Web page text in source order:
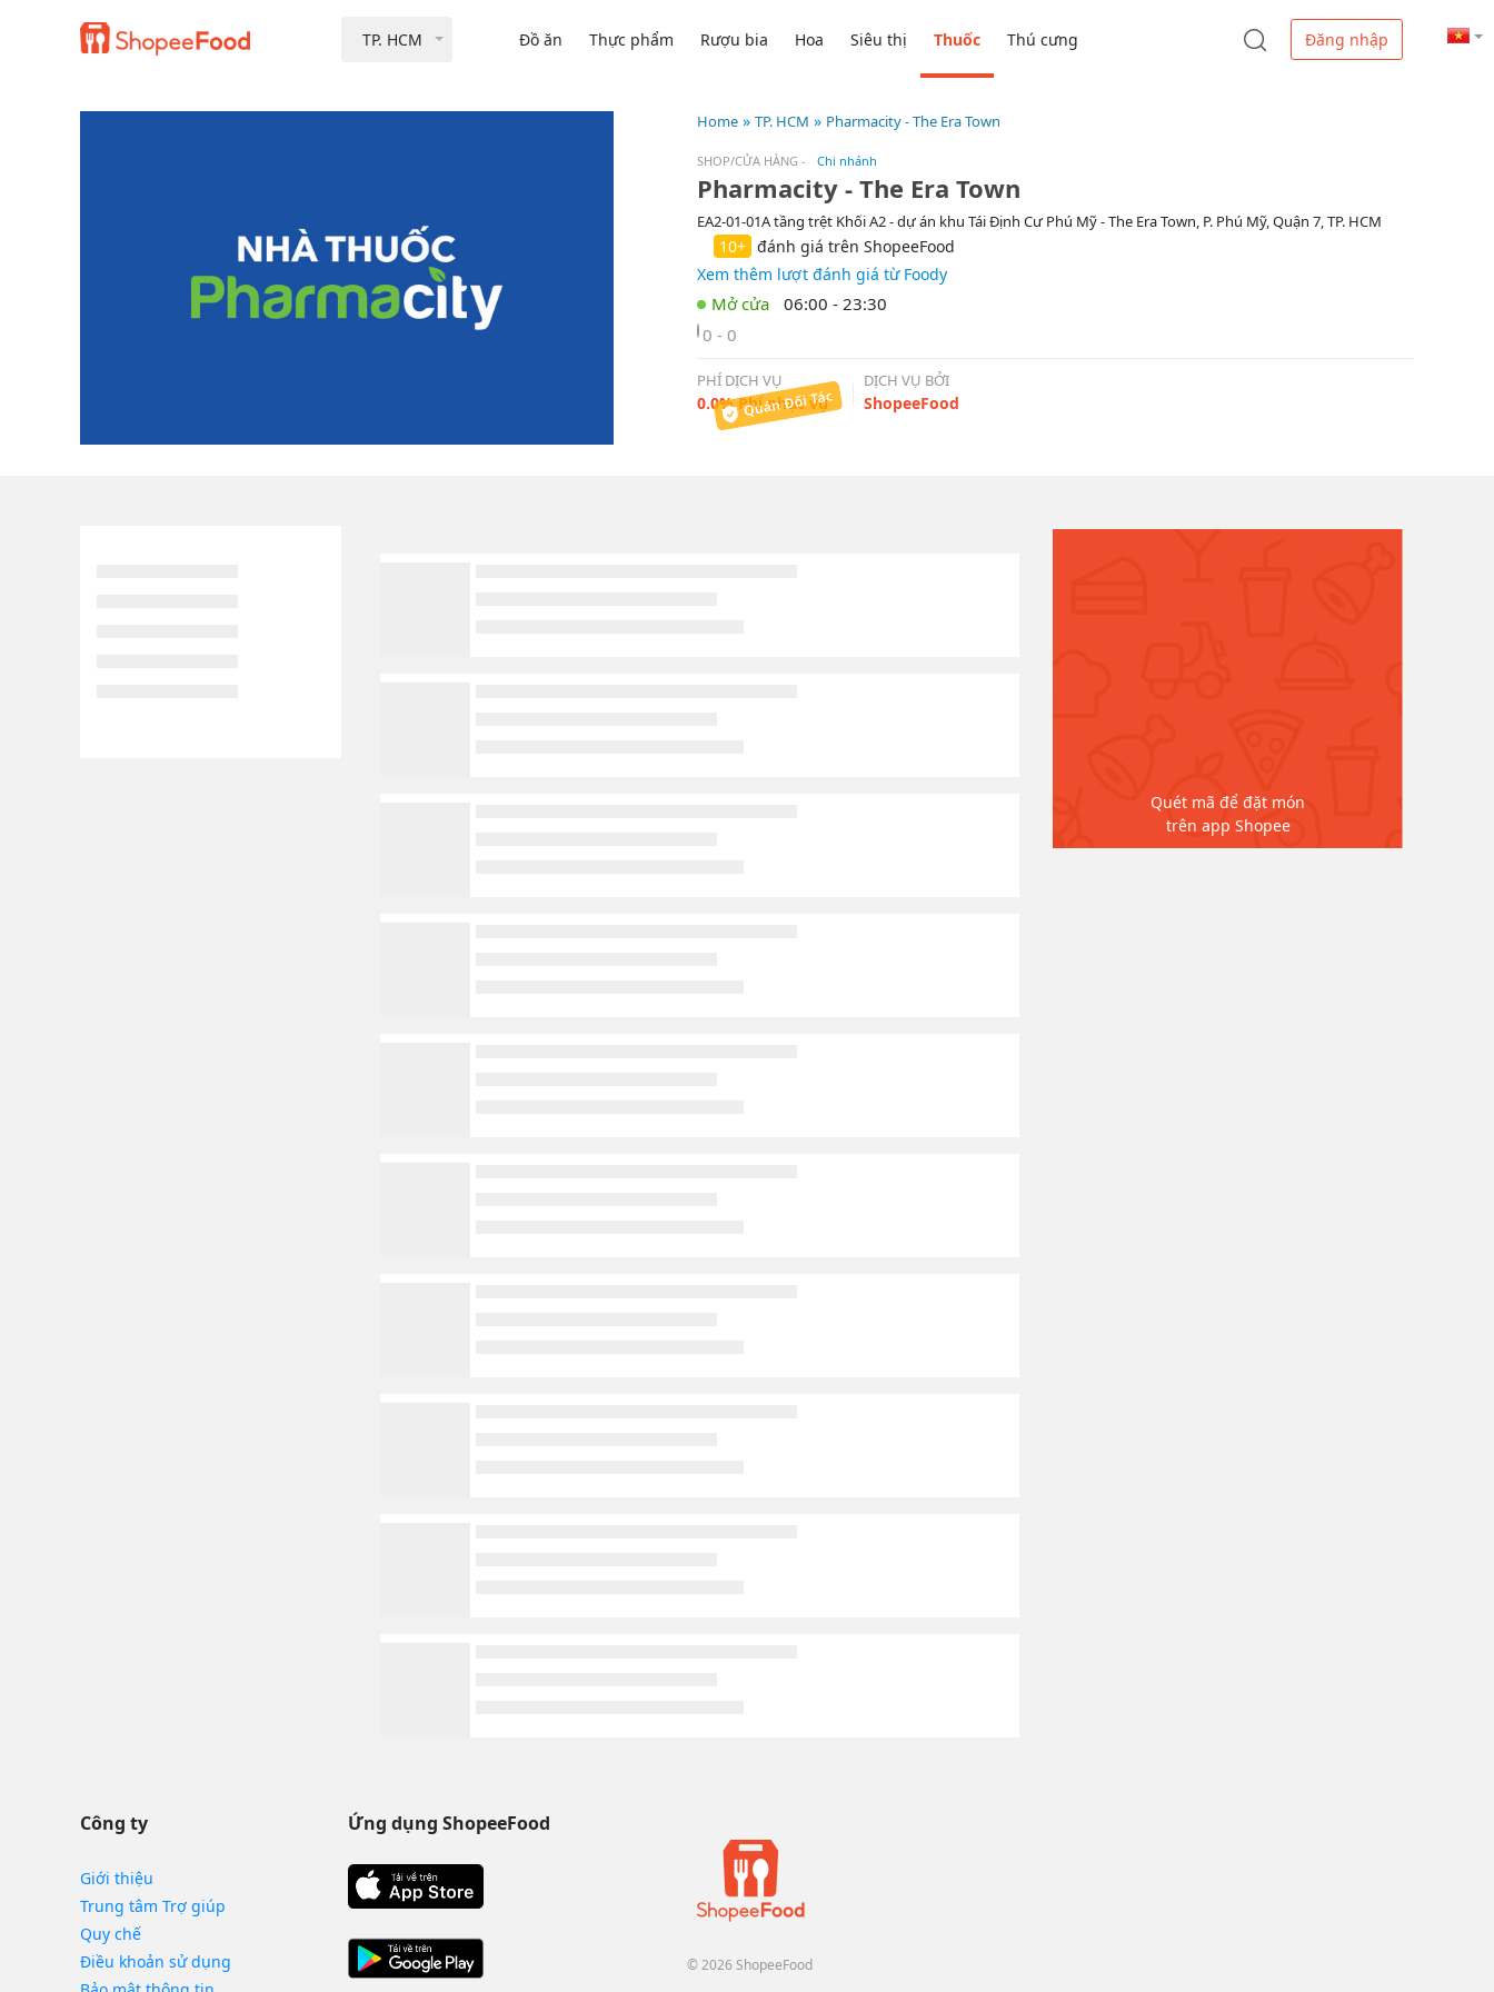
TP. HCM Đồ ăn Thực phẩm Rượu bia Hoa Siêu thị Thuốc Thú cưng Đăng nhập
Home TP. HCM Pharmacity - The Era Town
SHOP/CỬA HÀNG - Chi nhánh
Pharmacity - The Era Town
EA2-01-01A tầng trệt Khối A2 - dự án khu Tái Định Cư Phú Mỹ - The Era Town, P. Phú Mỹ, Quận 7, TP. HCM
10+ đánh giá trên ShopeeFood
Xem thêm lượt đánh giá từ Foody
06:00 - 23:30
0 - 0
PHÍ DỊCH VỤ
0.0% Phí phục vụ
DỊCH VỤ BỞI
ShopeeFood
Quét mã để đặt món
trên app Shopee
Công ty
Giới thiệu
Trung tâm Trợ giúp
Quy chế
Điều khoản sử dụng
Ứng dụng ShopeeFood
© 2026 ShopeeFood